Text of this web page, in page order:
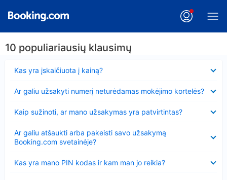
10 populiariausių klausimų
Kas yra įskaičiuota į kainą?
Ar galiu užsakyti numerį neturėdamas mokėjimo kortelės?
Kaip sužinoti, ar mano užsakymas yra patvirtintas?
Ar galiu atšaukti arba pakeisti savo užsakymą
Booking.com svetainėje?
Kas yra mano PIN kodas ir kam man jo reikia?